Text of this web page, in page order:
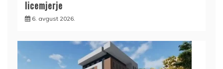
licemjerje
6. avgust 2026.